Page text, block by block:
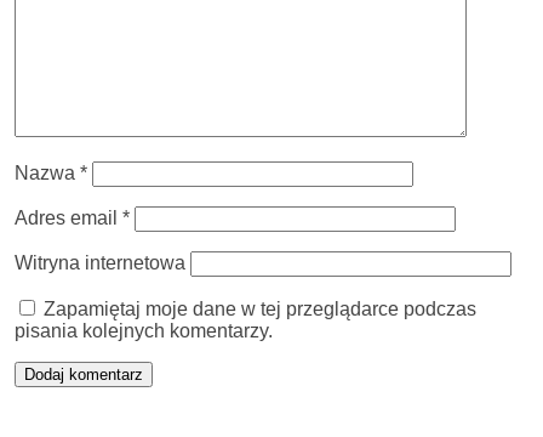
Nazwa *
Adres email *
Witryna internetowa
Zapamiętaj moje dane w tej przeglądarce podczas
pisania kolejnych komentarzy.